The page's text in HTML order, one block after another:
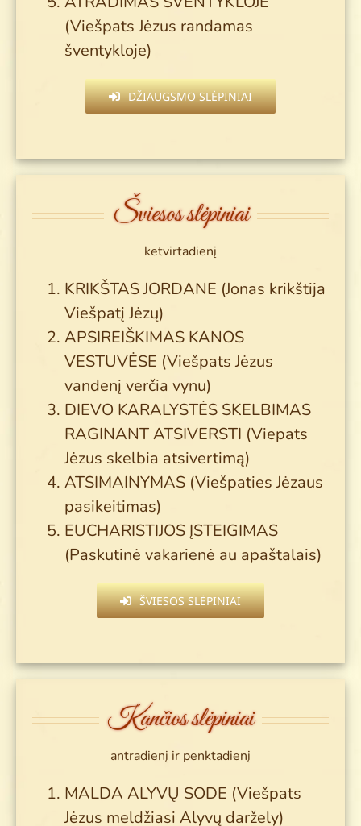
(Viešpats Jėzus randamas
šventykloje)
DŽIAUGSMO SLĖPINIAI
Šviesos slėpiniai
ketvirtadienį
KRIKŠTAS JORDANE (Jonas krikštija
Viešpatį Jėzų)
APSIREIŠKIMAS KANOS
VESTUVĖSE (Viešpats Jėzus
vandenį verčia vynu)
DIEVO KARALYSTĖS SKELBIMAS
RAGINANT ATSIVERSTI (Viepats
Jėzus skelbia atsivertimą)
ATSIMAINYMAS (Viešpaties Jėzaus
pasikeitimas)
EUCHARISTIJOS ĮSTEIGIMAS
(Paskutinė vakarienė au apaštalais)
ŠVIESOS SLĖPINIAI
Kančios slėpiniai
antradienį ir penktadienį
MALDA ALYVŲ SODE (Viešpats
Jėzus meldžiasi Alyvų daržely)